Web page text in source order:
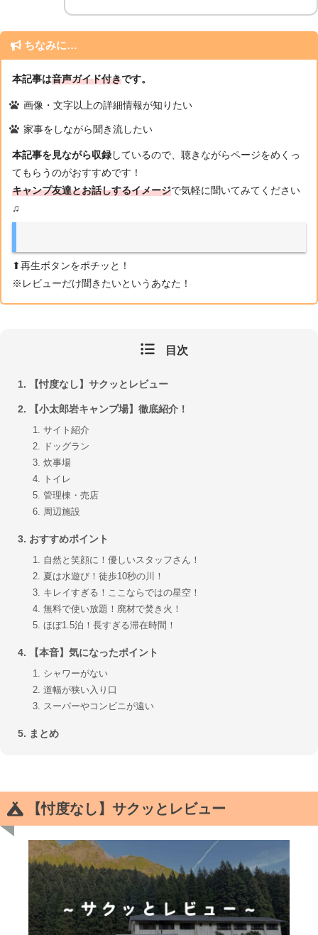
ちなみに…
本記事は音声ガイド付きです。
画像・文字以上の詳細情報が知りたい
家事をしながら聞き流したい
本記事を見ながら収録しているので、聴きながらページをめくっ
てもらうのがおすすめです！
キャンプ友達とお話しするイメージで気軽に聞いてみてください
♫
⬆︎再生ボタンをポチッと！
※レビューだけ聞きたいというあなた！
目次
【忖度なし】サクッとレビュー
【小太郎岩キャンプ場】徹底紹介！
サイト紹介
ドッグラン
炊事場
トイレ
管理棟・売店
周辺施設
おすすめポイント
自然と笑顔に！優しいスタッフさん！
夏は水遊び！徒歩10秒の川！
キレイすぎる！ここならではの星空！
無料で使い放題！廃材で焚き火！
ほぼ1.5泊！長すぎる滞在時間！
【本音】気になったポイント
シャワーがない
道幅が狭い入り口
スーパーやコンビニが遠い
まとめ
【忖度なし】サクッとレビュー